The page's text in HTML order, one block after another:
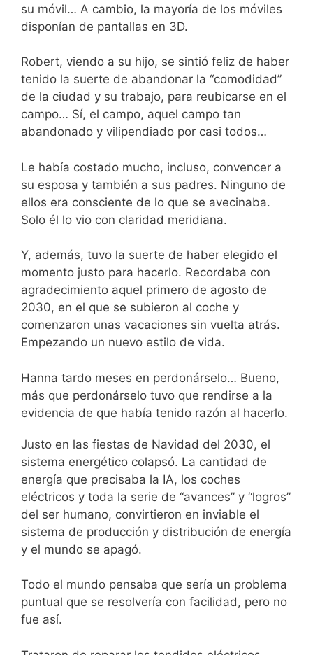
su móvil… A cambio, la mayoría de los móviles
disponían de pantallas en 3D.
Robert, viendo a su hijo, se sintió feliz de haber
tenido la suerte de abandonar la “comodidad”
de la ciudad y su trabajo, para reubicarse en el
campo… Sí, el campo, aquel campo tan
abandonado y vilipendiado por casi todos…
Le había costado mucho, incluso, convencer a
su esposa y también a sus padres. Ninguno de
ellos era consciente de lo que se avecinaba.
Solo él lo vio con claridad meridiana.
Y, además, tuvo la suerte de haber elegido el
momento justo para hacerlo. Recordaba con
agradecimiento aquel primero de agosto de
2030, en el que se subieron al coche y
comenzaron unas vacaciones sin vuelta atrás.
Empezando un nuevo estilo de vida.
Hanna tardo meses en perdonárselo… Bueno,
más que perdonárselo tuvo que rendirse a la
evidencia de que había tenido razón al hacerlo.
Justo en las fiestas de Navidad del 2030, el
sistema energético colapsó. La cantidad de
energía que precisaba la IA, los coches
eléctricos y toda la serie de “avances” y “logros”
del ser humano, convirtieron en inviable el
sistema de producción y distribución de energía
y el mundo se apagó.
Todo el mundo pensaba que sería un problema
puntual que se resolvería con facilidad, pero no
fue así.